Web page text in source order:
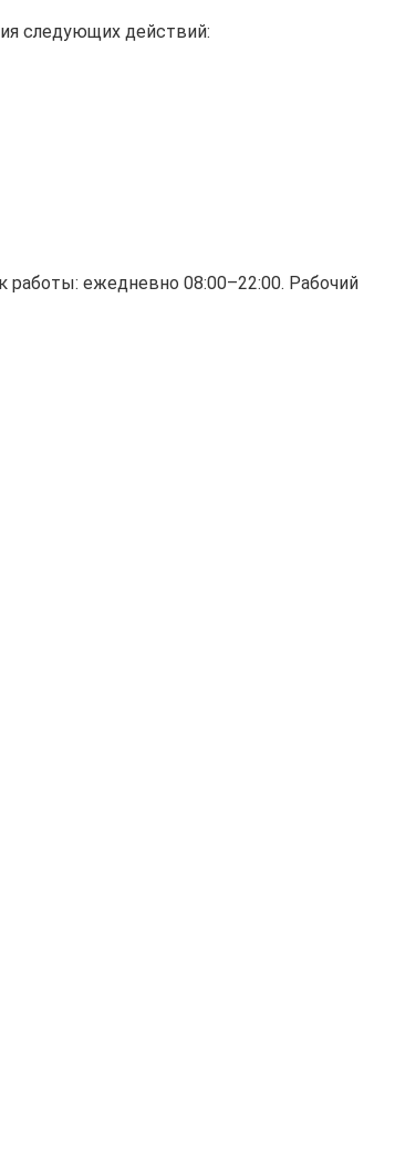
следующих действий:
работы: ежедневно 08:00–22:00. Рабочий